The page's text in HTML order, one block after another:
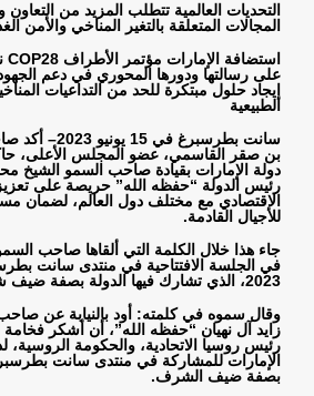
التحديات العالمية تتطلب المزيد من
المجالات المتعلقة بالتغير المناخي والأمن
استضافة الإمارات مؤتمر الأطراف COP28
على رسالتها ودورها المحوري في دعم الجهود
إيجاد حلول مبتكرة للحد من التداعيات
الطبيعية
سانت بطرسبرغ
بن صقر القاسمي، عضو المجلس الأعلى،
دولة الإمارات بقيادة صاحب السمو الشيخ
رئيس الدولة “حفظه الله” حريصة على
الاقتصادي مع مختلف دول العالم، لضمان
للأجيال القادمة.
جاء هذا خلال الكلمة التي ألقاها صاحب
في الجلسة الافتتاحية في منتدى سانت
2023، الذي تشارك فيها الدولة بصفة ضيف شرف الدورة الحالية
وقال سموه في كلمته: أود بالنيابة عن
زايد آل نهيان “حفظه الله”، أن أشكر فخامة
رئيس روسيا الاتحادية، والحكومة الروسية،
الإمارات للمشاركة في منتدى سانت
بصفة ضيف الشرف.